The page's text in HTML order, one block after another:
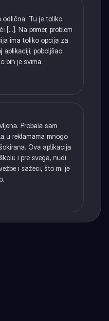
odlična. Tu je toliko
[...]. Na primer, problem
ima toliko opcija za
aplikaciji, poboljšao
bih je svima.
Probala sam
u reklamama mnogo
Ova aplikacija
i pre svega, nudi
i sažeci, što mi je